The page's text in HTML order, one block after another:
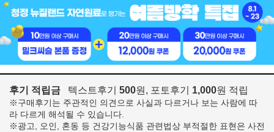
후기 적립금 텍스트후기 500원, 포토후기 1,000원 적립
※구매후기는 주관적인 의견으로 사실과 다르거나 보는 사람에 따
라 다르게 해석될 수 있습니다.
※광고, 오인, 혼동 등 건강기능식품 관련법상 부적절한 표현은 사전